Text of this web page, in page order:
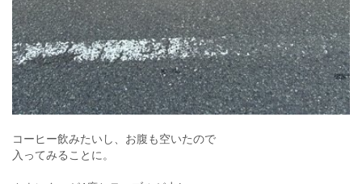
コーヒー飲みたいし、お腹も空いたので
入ってみることに。